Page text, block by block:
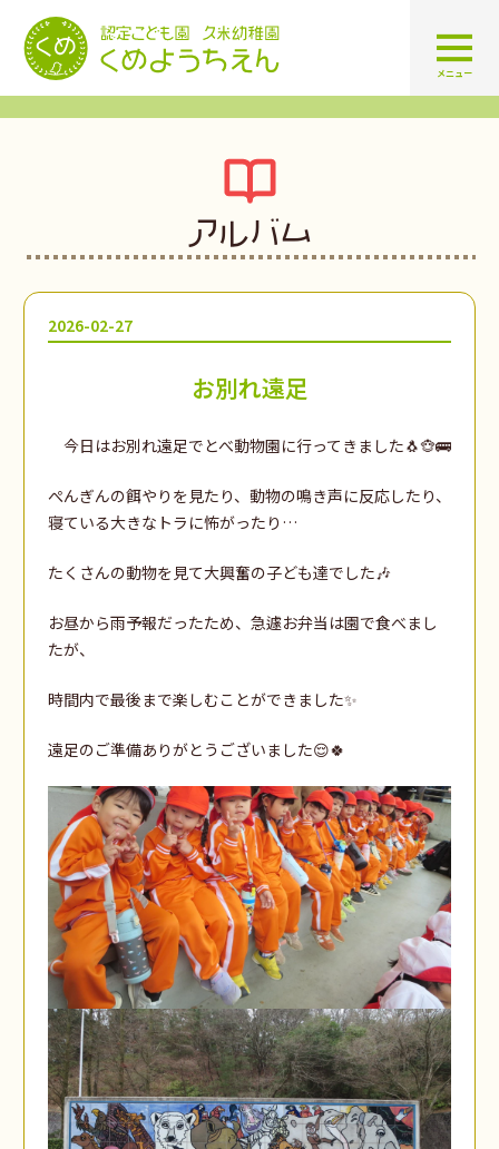
認定こども園 学校法人久米幼
メニュー
アルバム
2026-02-27
お別れ遠足
今日はお別れ遠足でとべ動物園に行ってきました🐧🐵🚌
ぺんぎんの餌やりを見たり、動物の鳴き声に反応したり、
寝ている大きなトラに怖がったり…
たくさんの動物を見て大興奮の子ども達でした🎶
お昼から雨予報だったため、急遽お弁当は園で食べまし
たが、
時間内で最後まで楽しむことができました✨
遠足のご準備ありがとうございました😌🍀